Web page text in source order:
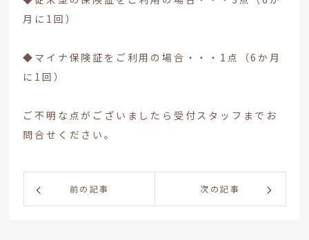
月に1回）
◆マイナ保険証をご利用の場合・・・1点（6か月
に1回）
ご不明な点がございましたら受付スタッフまでお
問合せください。
前の記事 次の記事